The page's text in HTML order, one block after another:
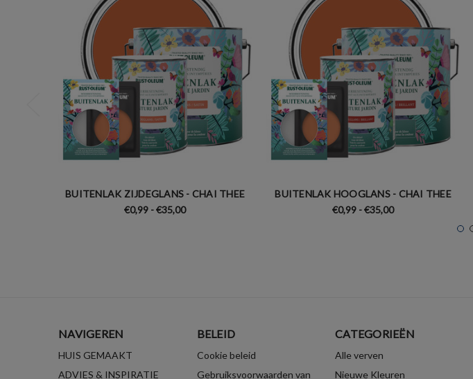
BUITENLAK ZIJDEGLANS - CHAI THEE
€0,99 - €35,00
BUITENLAK HOOGLANS - CHAI THEE
€0,99 - €35,00
NAVIGEREN
HUIS GEMAAKT
ADVIES & INSPIRATIE
BELEID
Cookie beleid
Gebruiksvoorwaarden van
CATEGORIEËN
Alle verven
Nieuwe Kleuren